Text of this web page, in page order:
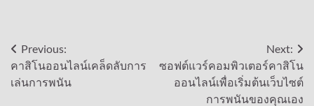
Post
navigation
Previous:
คาสิโนออนไลน์เคล็ดลับการ
เล่นการพนัน
Next:
ซอฟต์แวร์คอมพิวเตอร์คาสิโน
ออนไลน์เพื่อเริ่มต้นเว็บไซต์
การพนันของคุณเอง